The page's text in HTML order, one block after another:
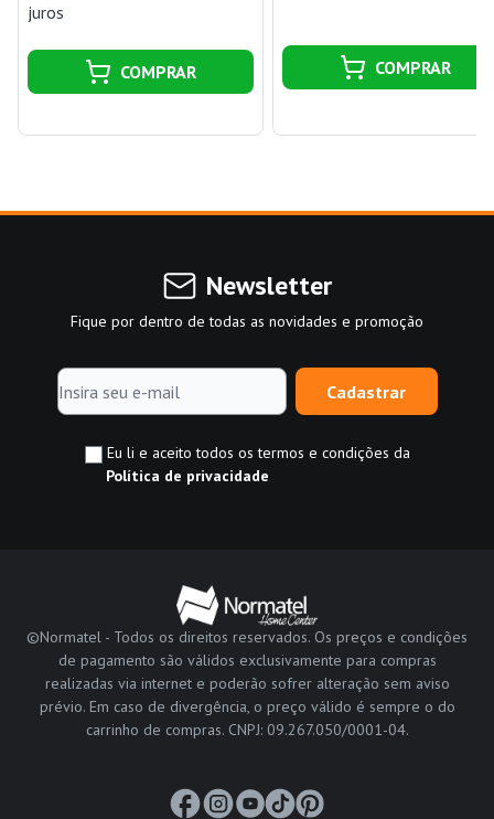
juros
COMPRAR COMPRAR
Newsletter
Fique por dentro de todas as novidades e promoção
Cadastrar
Eu li e aceito todos os termos e condições da
Política de privacidade
©Normatel - Todos os direitos reservados. Os preços e condições
de pagamento são válidos exclusivamente para compras
realizadas via internet e poderão sofrer alteração sem aviso
prévio. Em caso de divergência, o preço válido é sempre o do
carrinho de compras. CNPJ: 09.267.050/0001-04.